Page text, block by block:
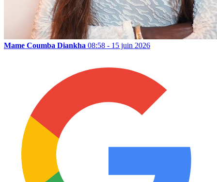
Mame Coumba Diankha 08:58 - 15 juin 2026